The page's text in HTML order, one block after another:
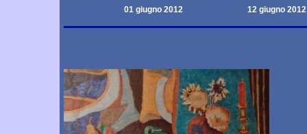
01 giugno 2012 12 giugno 2012